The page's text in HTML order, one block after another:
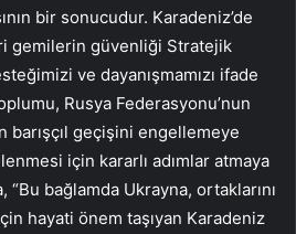
bir sonucudur. Karadeniz’de
gemilerin güvenliği Stratejik
ve dayanışmamızı ifade
Rusya Federasyonu’nun
barışçıl geçişini engellemeye
için kararlı adımlar atmaya
“Bu bağlamda Ukrayna, ortaklarını
hayati önem taşıyan Karadeniz